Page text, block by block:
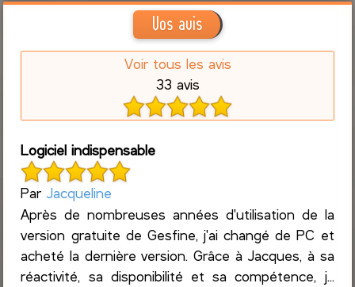
Vos avis
Voir tous les avis
33 avis
Logiciel indispensable
Par Jacqueline
Après de nombreuses années d'utilisation de la
version gratuite de Gesfine, j'ai changé de PC et
acheté la dernière version. Grâce à Jacques, à sa
réactivité, sa disponibilité et sa compétence, j...